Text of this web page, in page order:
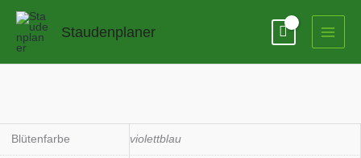
Zum
springen
Staudenplaner
Blütenfarbe violettblau